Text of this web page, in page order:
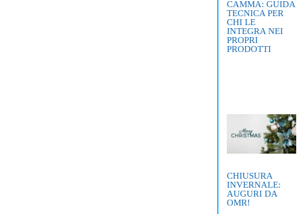
CAMMA: GUIDA
TECNICA PER
CHI LE
INTEGRA NEI
PROPRI
PRODOTTI
CHIUSURA
INVERNALE:
AUGURI DA
OMR!